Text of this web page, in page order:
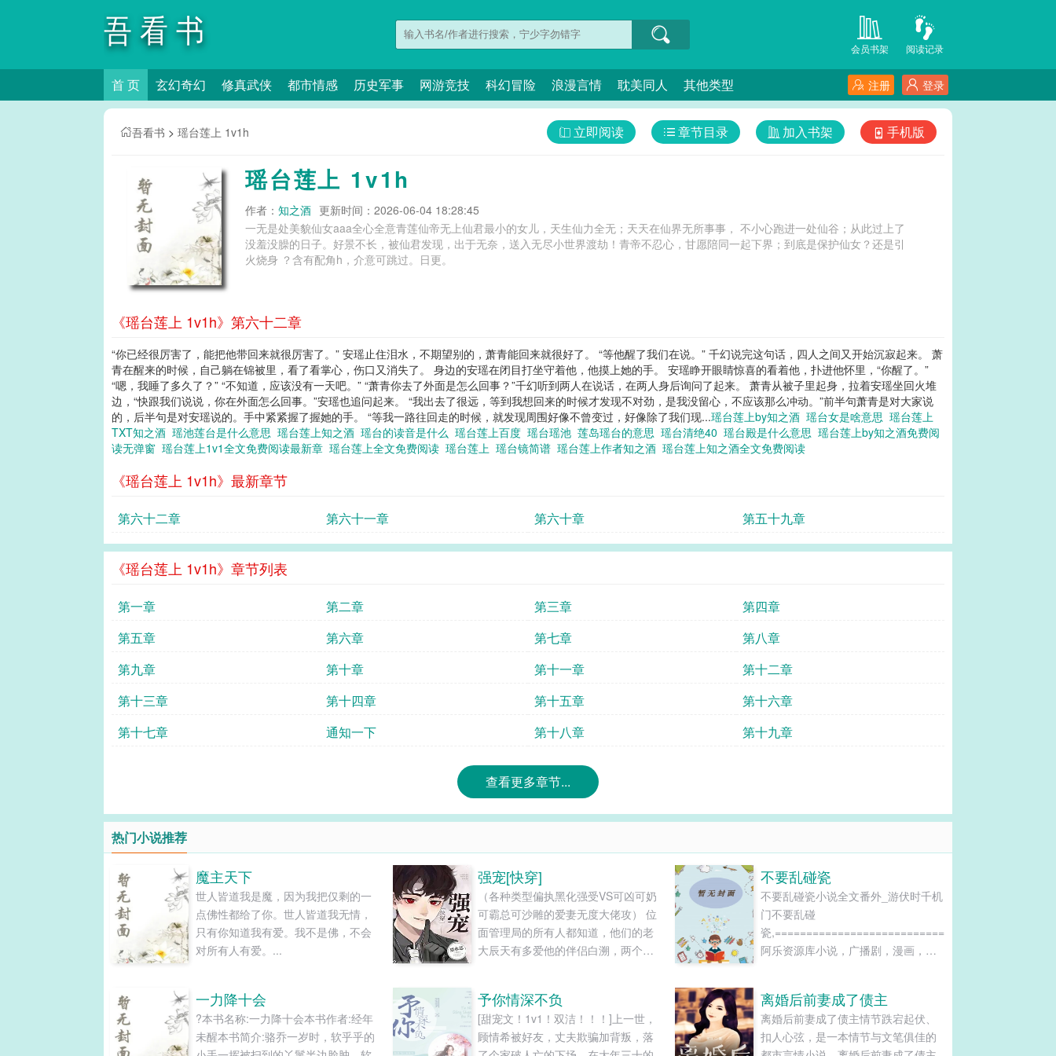
吾看书 阅读记录
会员书架
首 页 玄幻奇幻 修真武侠 都市情感 历史军事 网游竞技 科幻冒险 浪漫言情 耽美同人 其他类型 登录
注册
吾看书 > 瑶台莲上 1v1h 手机版
加入书架
章节目录
立即阅读
瑶台莲上 1v1h
作者： 知之酒 更新时间：2026-06-04 18:28:45
一无是处美貌仙女aaa全心全意青莲仙帝无上仙君最小的女儿，天生仙力全无；天天在仙界无所事事， 不小心跑进一处仙谷；从此过上了
没羞没臊的日子。好景不长，被仙君发现，出于无奈，送入无尽小世界渡劫！青帝不忍心，甘愿陪同一起下界；到底是保护仙女？还是引
火烧身 ？含有配角h，介意可跳过。日更。
《瑶台莲上 1v1h》第六十二章
“你已经很厉害了，能把他带回来就很厉害了。” 安瑶止住泪水，不期望别的，萧青能回来就很好了。 “等他醒了我们在说。” 千幻说完这句话，四人之间又开始沉寂起来。 萧
青在醒来的时候，自己躺在锦被里，看了看掌心，伤口又消失了。 身边的安瑶在闭目打坐守着他，他摸上她的手。 安瑶睁开眼睛惊喜的看着他，扑进他怀里，“你醒了。”
“嗯，我睡了多久了？” “不知道，应该没有一天吧。” “萧青你去了外面是怎么回事？”千幻听到两人在说话，在两人身后询问了起来。 萧青从被子里起身，拉着安瑶坐回火堆
边，“快跟我们说说，你在外面怎么回事。”安瑶也追问起来。 “我出去了很远，等到我想回来的时候才发现不对劲，是我没留心，不应该那么冲动。”前半句萧青是对大家说
的，后半句是对安瑶说的。手中紧紧握了握她的手。 “等我一路往回走的时候，就发现周围好像不曾变过，好像除了我们现...瑶台莲上by知之酒 瑶台女是啥意思 瑶台莲上
TXT知之酒 瑶池莲台是什么意思 瑶台莲上知之酒 瑶台的读音是什么 瑶台莲上百度 瑶台瑶池 莲岛瑶台的意思 瑶台清绝40 瑶台殿是什么意思 瑶台莲上by知之酒免费阅
读无弹窗 瑶台莲上1v1全文免费阅读最新章 瑶台莲上全文免费阅读 瑶台莲上 瑶台镜简谱 瑶台莲上作者知之酒 瑶台莲上知之酒全文免费阅读
《瑶台莲上 1v1h》最新章节
第六十二章 第六十一章 第六十章 第五十九章
《瑶台莲上 1v1h》章节列表
第一章 第二章 第三章
第四章
第五章
第六章 第七章
第八章
第九章
第十章 第十一章
第十二章
第十三章
第十四章 第十五章
第十六章
第十七章
通知一下 第十八章 第十九章
查看更多章节...
热门小说推荐
魔主天下
世人皆道我是魔，因为我把仅剩的一
点佛性都给了你。世人皆道我无情，
只有你知道我有爱。我不是佛，不会
对所有人有爱。...
强宠[快穿]
（各种类型偏执黑化强受VS可凶可奶
可霸总可沙雕的爱妻无度大佬攻） 位
面管理局的所有人都知道，他们的老
大辰天有多爱他的伴侣白溯，两个人
白溯为了救人被污秽侵染，只能坠入
小世界中穿梭以求自保。 于是辰天只
得跟随着白溯，一边守护他，一边收
不要乱碰瓷
不要乱碰瓷小说全文番外_游伏时千机
门不要乱碰
瓷
阿乐资源库小说，广播剧，漫画，影
一力降十会
?本书名称:一力降十会本书作者:经年
未醒本书简介:骆乔一岁时，软乎乎的
予你情深不负
[甜宠文！1v1！双洁！！！]上一世，
顾情希被好友，丈夫欺骗加背叛，落
离婚后前妻成了债主
离婚后前妻成了债主情节跌宕起伏、
扣人心弦，是一本情节与文笔俱佳的